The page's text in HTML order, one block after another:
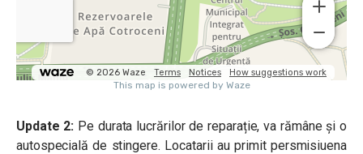
Update 2: Pe durata lucrărilor de reparație, va rămâne și o
autospecială de stingere. Locatarii au primit persmisiuena